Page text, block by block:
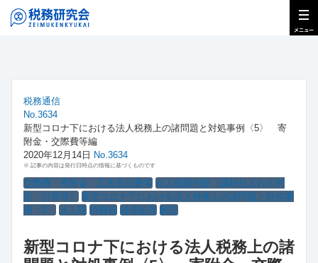
税務通信
No.3634
新型コロナ下における法人税務上の諸問題と対処事例〈5〉 寄
附金・交際費等編
2020年12月14日 No.3634
※ 記事の内容は発行日時点の情報に基づくものです
交際費・寄附金・広告宣伝費等 仕入税額控除（課税仕入れの判
定・計算等）
新型コロナ下における法人税務上の諸問題と対処事
例〈5〉
法人税 消費税 経理処理 解説
新型コロナ下における法人税務上の諸